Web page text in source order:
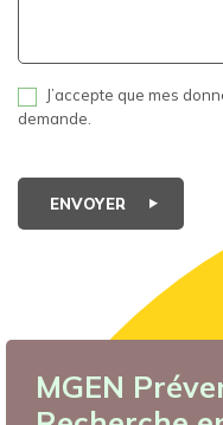
J’accepte que mes
demande.
ENVOYER
MGEN